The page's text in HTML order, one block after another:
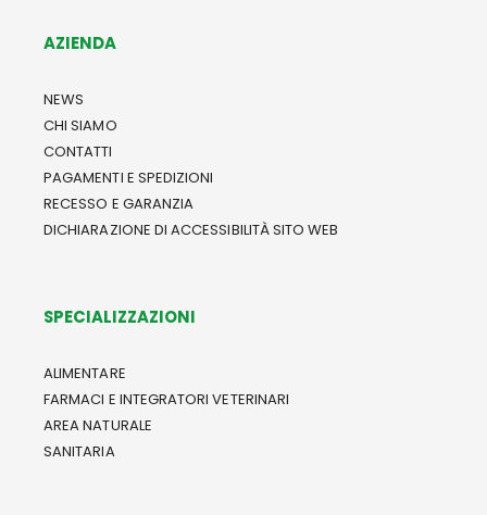
AZIENDA
NEWS
CHI SIAMO
CONTATTI
PAGAMENTI E SPEDIZIONI
RECESSO E GARANZIA
DICHIARAZIONE DI ACCESSIBILITÀ SITO WEB
SPECIALIZZAZIONI
ALIMENTARE
FARMACI E INTEGRATORI VETERINARI
AREA NATURALE
SANITARIA